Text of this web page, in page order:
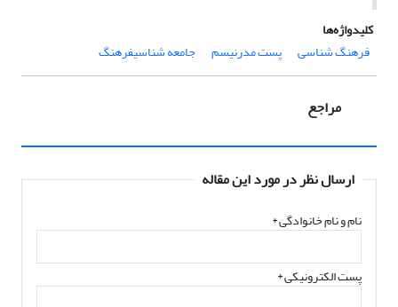
کلیدواژه‌ها
فرهنگ شناسی
پست مدرنیسم جامعه شناسیفرهنگ
مراجع
ارسال نظر در مورد این مقاله
نام و نام خانوادگی*
پست الکترونیکی*